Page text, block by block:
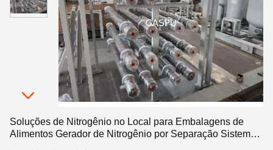
Soluções de Nitrogênio no Local para Embalagens de
Alimentos Gerador de Nitrogênio por Separação Sistema